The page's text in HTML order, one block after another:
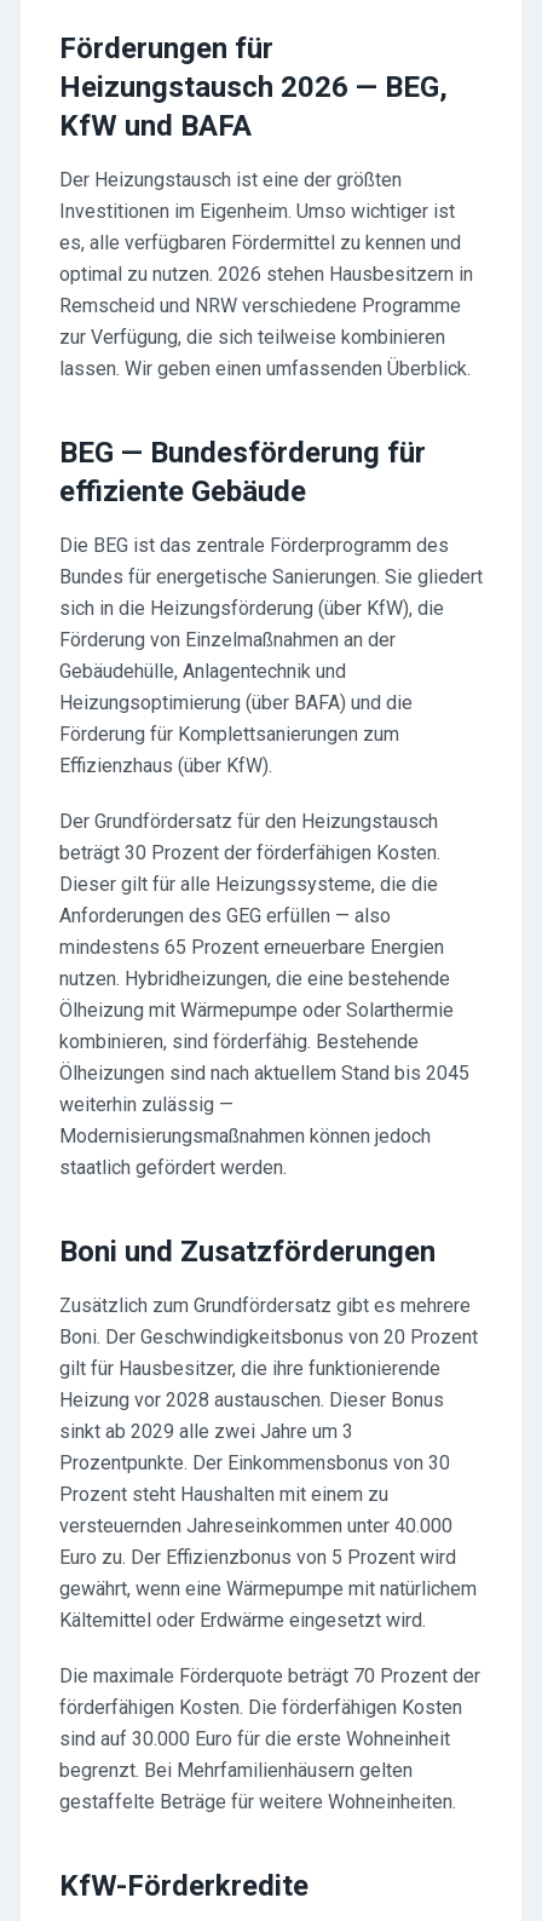
Förderungen für
Heizungstausch 2026 — BEG,
KfW und BAFA
Der Heizungstausch ist eine der größten
Investitionen im Eigenheim. Umso wichtiger ist
es, alle verfügbaren Fördermittel zu kennen und
optimal zu nutzen. 2026 stehen Hausbesitzern in
Remscheid und NRW verschiedene Programme
zur Verfügung, die sich teilweise kombinieren
lassen. Wir geben einen umfassenden Überblick.
BEG — Bundesförderung für
effiziente Gebäude
Die BEG ist das zentrale Förderprogramm des
Bundes für energetische Sanierungen. Sie gliedert
sich in die Heizungsförderung (über KfW), die
Förderung von Einzelmaßnahmen an der
Gebäudehülle, Anlagentechnik und
Heizungsoptimierung (über BAFA) und die
Förderung für Komplettsanierungen zum
Effizienzhaus (über KfW).
Der Grundfördersatz für den Heizungstausch
beträgt 30 Prozent der förderfähigen Kosten.
Dieser gilt für alle Heizungssysteme, die die
Anforderungen des GEG erfüllen — also
mindestens 65 Prozent erneuerbare Energien
nutzen. Hybridheizungen, die eine bestehende
Ölheizung mit Wärmepumpe oder Solarthermie
kombinieren, sind förderfähig. Bestehende
Ölheizungen sind nach aktuellem Stand bis 2045
weiterhin zulässig —
Modernisierungsmaßnahmen können jedoch
staatlich gefördert werden.
Boni und Zusatzförderungen
Zusätzlich zum Grundfördersatz gibt es mehrere
Boni. Der Geschwindigkeitsbonus von 20 Prozent
gilt für Hausbesitzer, die ihre funktionierende
Heizung vor 2028 austauschen. Dieser Bonus
sinkt ab 2029 alle zwei Jahre um 3
Prozentpunkte. Der Einkommensbonus von 30
Prozent steht Haushalten mit einem zu
versteuernden Jahreseinkommen unter 40.000
Euro zu. Der Effizienzbonus von 5 Prozent wird
gewährt, wenn eine Wärmepumpe mit natürlichem
Kältemittel oder Erdwärme eingesetzt wird.
Die maximale Förderquote beträgt 70 Prozent der
förderfähigen Kosten. Die förderfähigen Kosten
sind auf 30.000 Euro für die erste Wohneinheit
begrenzt. Bei Mehrfamilienhäusern gelten
gestaffelte Beträge für weitere Wohneinheiten.
KfW-Förderkredite